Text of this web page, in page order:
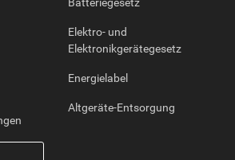
Elektro- und
Elektronikgerätegesetz
Energielabel
Altgeräte-Entsorgung